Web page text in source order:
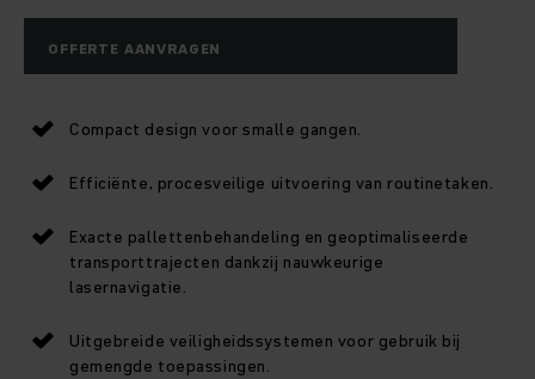
OFFERTE AANVRAGEN
Compact design voor smalle gangen.
Efficiënte, procesveilige uitvoering van routinetaken.
Exacte pallettenbehandeling en geoptimaliseerde
transporttrajecten dankzij nauwkeurige
lasernavigatie.
Uitgebreide veiligheidssystemen voor gebruik bij
gemengde toepassingen.